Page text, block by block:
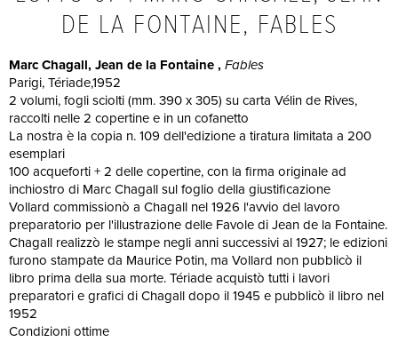
DE LA FONTAINE, FABLES
Marc Chagall, Jean de la Fontaine ,Fables
Parigi, Tériade,1952
2 volumi, fogli sciolti (mm. 390 x 305) su carta Vélin de Rives,
raccolti nelle 2 copertine e in un cofanetto
La nostra è la copia n. 109 dell'edizione a tiratura limitata a 200
esemplari
100 acqueforti + 2 delle copertine, con la firma originale ad
inchiostro di Marc Chagall sul foglio della giustificazione
Vollard commissionò a Chagall nel 1926 l'avvio del lavoro
preparatorio per l'illustrazione delle Favole di Jean de la Fontaine.
Chagall realizzò le stampe negli anni successivi al 1927; le edizioni
furono stampate da Maurice Potin, ma Vollard non pubblicò il
libro prima della sua morte. Tériade acquistò tutti i lavori
preparatori e grafici di Chagall dopo il 1945 e pubblicò il libro nel
1952
Condizioni ottime